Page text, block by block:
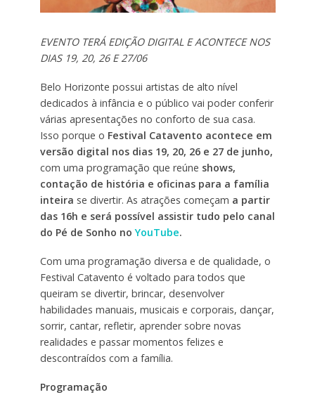
EVENTO TERÁ EDIÇÃO DIGITAL E ACONTECE NOS
DIAS 19, 20, 26 E 27/06
Belo Horizonte possui artistas de alto nível
dedicados à infância e o público vai poder conferir
várias apresentações no conforto de sua casa.
Isso porque o Festival Catavento acontece em
versão digital nos dias 19, 20, 26 e 27 de junho,
com uma programação que reúne shows,
contação de história e oficinas para a família
inteira se divertir. As atrações começam a partir
das 16h e será possível assistir tudo pelo canal
do Pé de Sonho noYouTube.
Com uma programação diversa e de qualidade, o
Festival Catavento é voltado para todos que
queiram se divertir, brincar, desenvolver
habilidades manuais, musicais e corporais, dançar,
sorrir, cantar, refletir, aprender sobre novas
realidades e passar momentos felizes e
descontraídos com a família.
Programação